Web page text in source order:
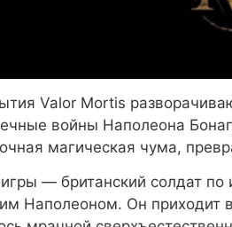
Valor Mortis
войны Наполеона
магическая чума,
— британский солдат
Наполеоном. Он приходит